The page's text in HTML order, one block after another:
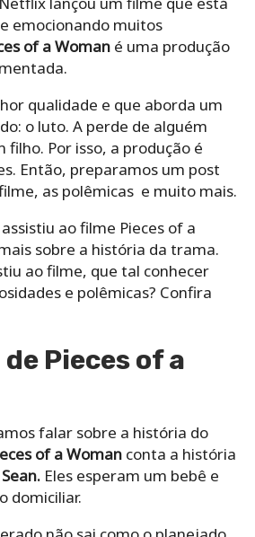
emocionando muitos
of a Woman é uma produção
qualidade e que aborda um
o luto. A perde de alguém
filho. Por isso, a produção é
Então, preparamos um post
as polêmicas e muito mais.
ao filme Pieces of a
sobre a história da trama.
ao filme, que tal conhecer
e polêmicas? Confira
Pieces of a
falar sobre a história do
of a Woman conta a história
Sean. Eles esperam um bebê e
domiciliar.